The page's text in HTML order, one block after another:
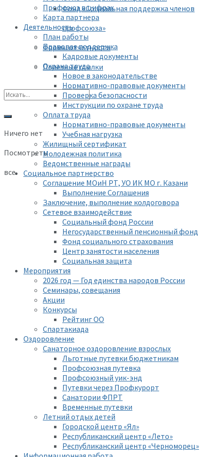
Фонд «Социальная поддержка членов
профсоюза»
Формы отчетности
Полезные ссылки
Ничего нет
Посмотреть
все
Профсоюз в цифрах
Карта партнера
Деятельность
План работы
Правовая поддержка
Кадровые документы
Охрана труда
Новое в законодательстве
Нормативно-правовые документы
Проверка безопасности
Инструкции по охране труда
Оплата труда
Нормативно-правовые документы
Учебная нагрузка
Жилищный сертификат
Молодежная политика
Ведомственные награды
Социальное партнерство
Соглашение МОиН РТ, УО ИК МО г. Казани
Выполнение Соглашения
Заключение, выполнение колдоговора
Сетевое взаимодействие
Социальный фонд России
Негосударственный пенсионный фонд
Фонд социального страхования
Центр занятости населения
Социальная защита
Мероприятия
2026 год — Год единства народов России
Семинары, совещания
Акции
Конкурсы
Рейтинг ОО
Спартакиада
Оздоровление
Санаторное оздоровление взрослых
Льготные путевки бюджетникам
Профсоюзная путевка
Профсоюзный уик-энд
Путевки через Профкурорт
Санатории ФПРТ
Временные путевки
Летний отдых детей
Городской центр «Ял»
Республиканский центр «Лето»
Республиканский центр «Черноморец»